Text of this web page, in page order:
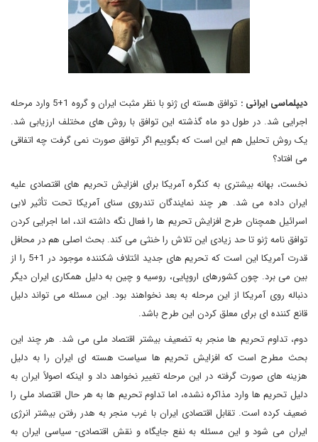
دیپلماسی ایرانی :
توافق هسته ای ژنو با نظر مثبت ایران و گروه 1+5 وارد مرحله
اجرایی شد. در طول دو ماه گذشته این توافق با روش های مختلف ارزیابی شد.
یک روش تحلیل هم این است که بگوییم اگر توافق صورت نمی گرفت چه اتفاقی
می افتاد؟
نخست، بهانه بیشتری به کنگره آمریکا برای افزایش تحریم های اقتصادی علیه
ایران داده می شد. هر چند نمایندگان تندروی سنای آمریکا تحت تأثیر لابی
اسرائیل همچنان طرح افزایش تحریم ها را فعال نگه داشته اند، اما اجرایی کردن
توافق نامه ژنو تا حد زیادی این تلاش را خنثی می کند. بحث اصلی هم در محافل
قدرت آمریکا این است که تحریم های جدید ائتلاف شکننده موجود در 1+5 را از
بین می برد. چون کشورهای اروپایی، روسیه و چین به دلیل همکاری ایران دیگر
دنباله روی آمریکا از این مرحله به بعد نخواهند بود. این مسئله می تواند دلیل
قانع کننده ای برای معلق کردن این طرح باشد.
دوم، تداوم تحریم ها منجر به تضعیف بیشتر اقتصاد ملی می شد. هر چند این
بحث مطرح است که افزایش تحریم ها سیاست هسته ای ایران را به دلیل
هزینه های صورت گرفته در این مرحله تغییر نخواهد داد و اینکه اصولاً ایران به
دلیل تحریم ها وارد مذاکره نشده، اما تداوم تحریم ها به هر حال اقتصاد ملی را
ضعیف کرده است. تقابل اقتصادی ایران با غرب منجر به هدر رفتن بیشتر انرژی
ایران می شود و این مسئله به نفع جایگاه و نقش اقتصادی- سیاسی ایران به